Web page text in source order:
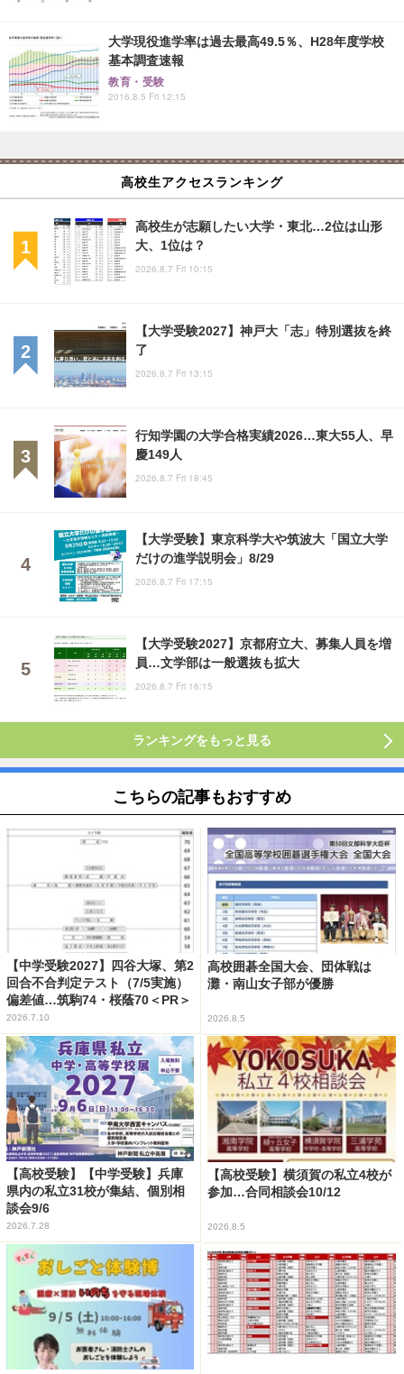
大学現役進学率は過去最高49.5％、H28年度学校
基本調査速報
教育・受験
2016.8.5 Fri 12:15
高校生アクセスランキング
高校生が志願したい大学・東北…2位は山形
大、1位は？
2026.8.7 Fri 10:15
【大学受験2027】神戸大「志」特別選抜を終
了
2026.8.7 Fri 13:15
行知学園の大学合格実績2026…東大55人、早
慶149人
2026.8.7 Fri 18:45
【大学受験】東京科学大や筑波大「国立大学
だけの進学説明会」8/29
2026.8.7 Fri 17:15
【大学受験2027】京都府立大、募集人員を増
員…文学部は一般選抜も拡大
2026.8.7 Fri 16:15
ランキングをもっと見る
こちらの記事もおすすめ
【中学受験2027】四谷大塚、第2
回合不合判定テスト（7/5実施）
偏差値…筑駒74・桜蔭70＜PR＞
2026.7.10
高校囲碁全国大会、団体戦は
灘・南山女子部が優勝
2026.8.5
【高校受験】【中学受験】兵庫
県内の私立31校が集結、個別相
談会9/6
2026.7.28
【高校受験】横須賀の私立4校が
参加…合同相談会10/12
2026.8.5